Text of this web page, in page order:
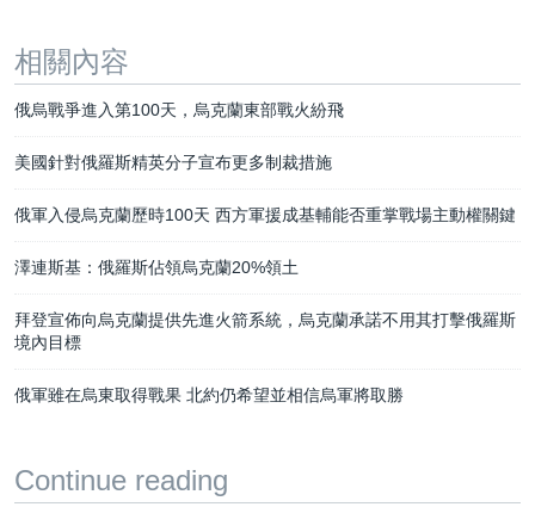
相關內容
俄烏戰爭進入第100天，烏克蘭東部戰火紛飛
美國針對俄羅斯精英分子宣布更多制裁措施
俄軍入侵烏克蘭歷時100天 西方軍援成基輔能否重掌戰場主動權關鍵
澤連斯基：俄羅斯佔領烏克蘭20%領土
拜登宣佈向烏克蘭提供先進火箭系統，烏克蘭承諾不用其打擊俄羅斯
境內目標
俄軍雖在烏東取得戰果 北約仍希望並相信烏軍將取勝
Continue reading